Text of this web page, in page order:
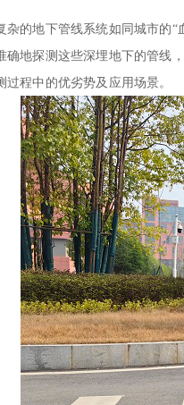
的地下管线系统如同城市的“
确地探测这些深埋地下的管
程中的优劣势及应用场景。